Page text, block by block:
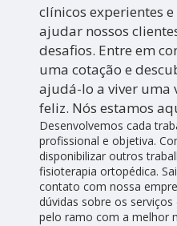
clínicos experientes
ajudar nossos
desafios. Entre em
uma cotação e
ajudá-lo a viver uma
feliz. Nós estamos
Desenvolvemos cada
profissional e objetiva.
disponibilizar outros
fisioterapia ortopédica.
contato com nossa
dúvidas sobre os
pelo ramo com a melhor